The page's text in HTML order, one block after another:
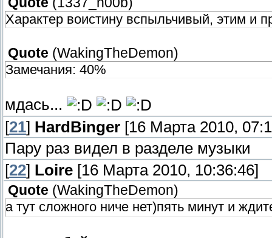
Характер воистину вспыльчивый, этим и
Quote (WakingTheDemon)
Замечания: 40%
мдась...
[21] HardBinger [16 Марта 2010,
Пару раз видел в разделе музыки
[22] Loire [16 Марта 2010, 10:36:46]
Quote (WakingTheDemon)
а тут сложного ниче нет)пять минут и